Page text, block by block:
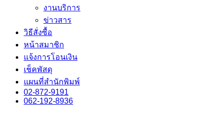
งานบริการ
ข่าวสาร
วิธีสั่งซื้อ
หน้าสมาชิก
แจ้งการโอนเงิน
เช็คพัสดุ
แผนที่สำนักพิมพ์
02-872-9191
062-192-8936